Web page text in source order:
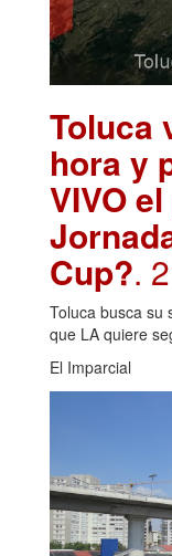
Toluca
hora y
VIVO
Cup?.
Toluca busca su
que LA quiere
El Imparcial